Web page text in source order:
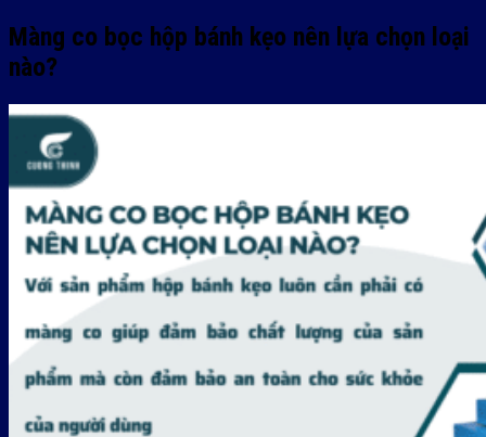
Màng co bọc hộp bánh kẹo nên lựa chọn loại
nào?